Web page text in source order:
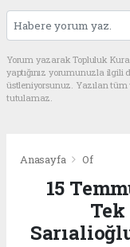
Yorum yazarak Topluluk
yaptığınız yorumunuzla ilgili
üstleniyorsunuz. Yazılan
tutulamaz.
Anasayfa Of
15